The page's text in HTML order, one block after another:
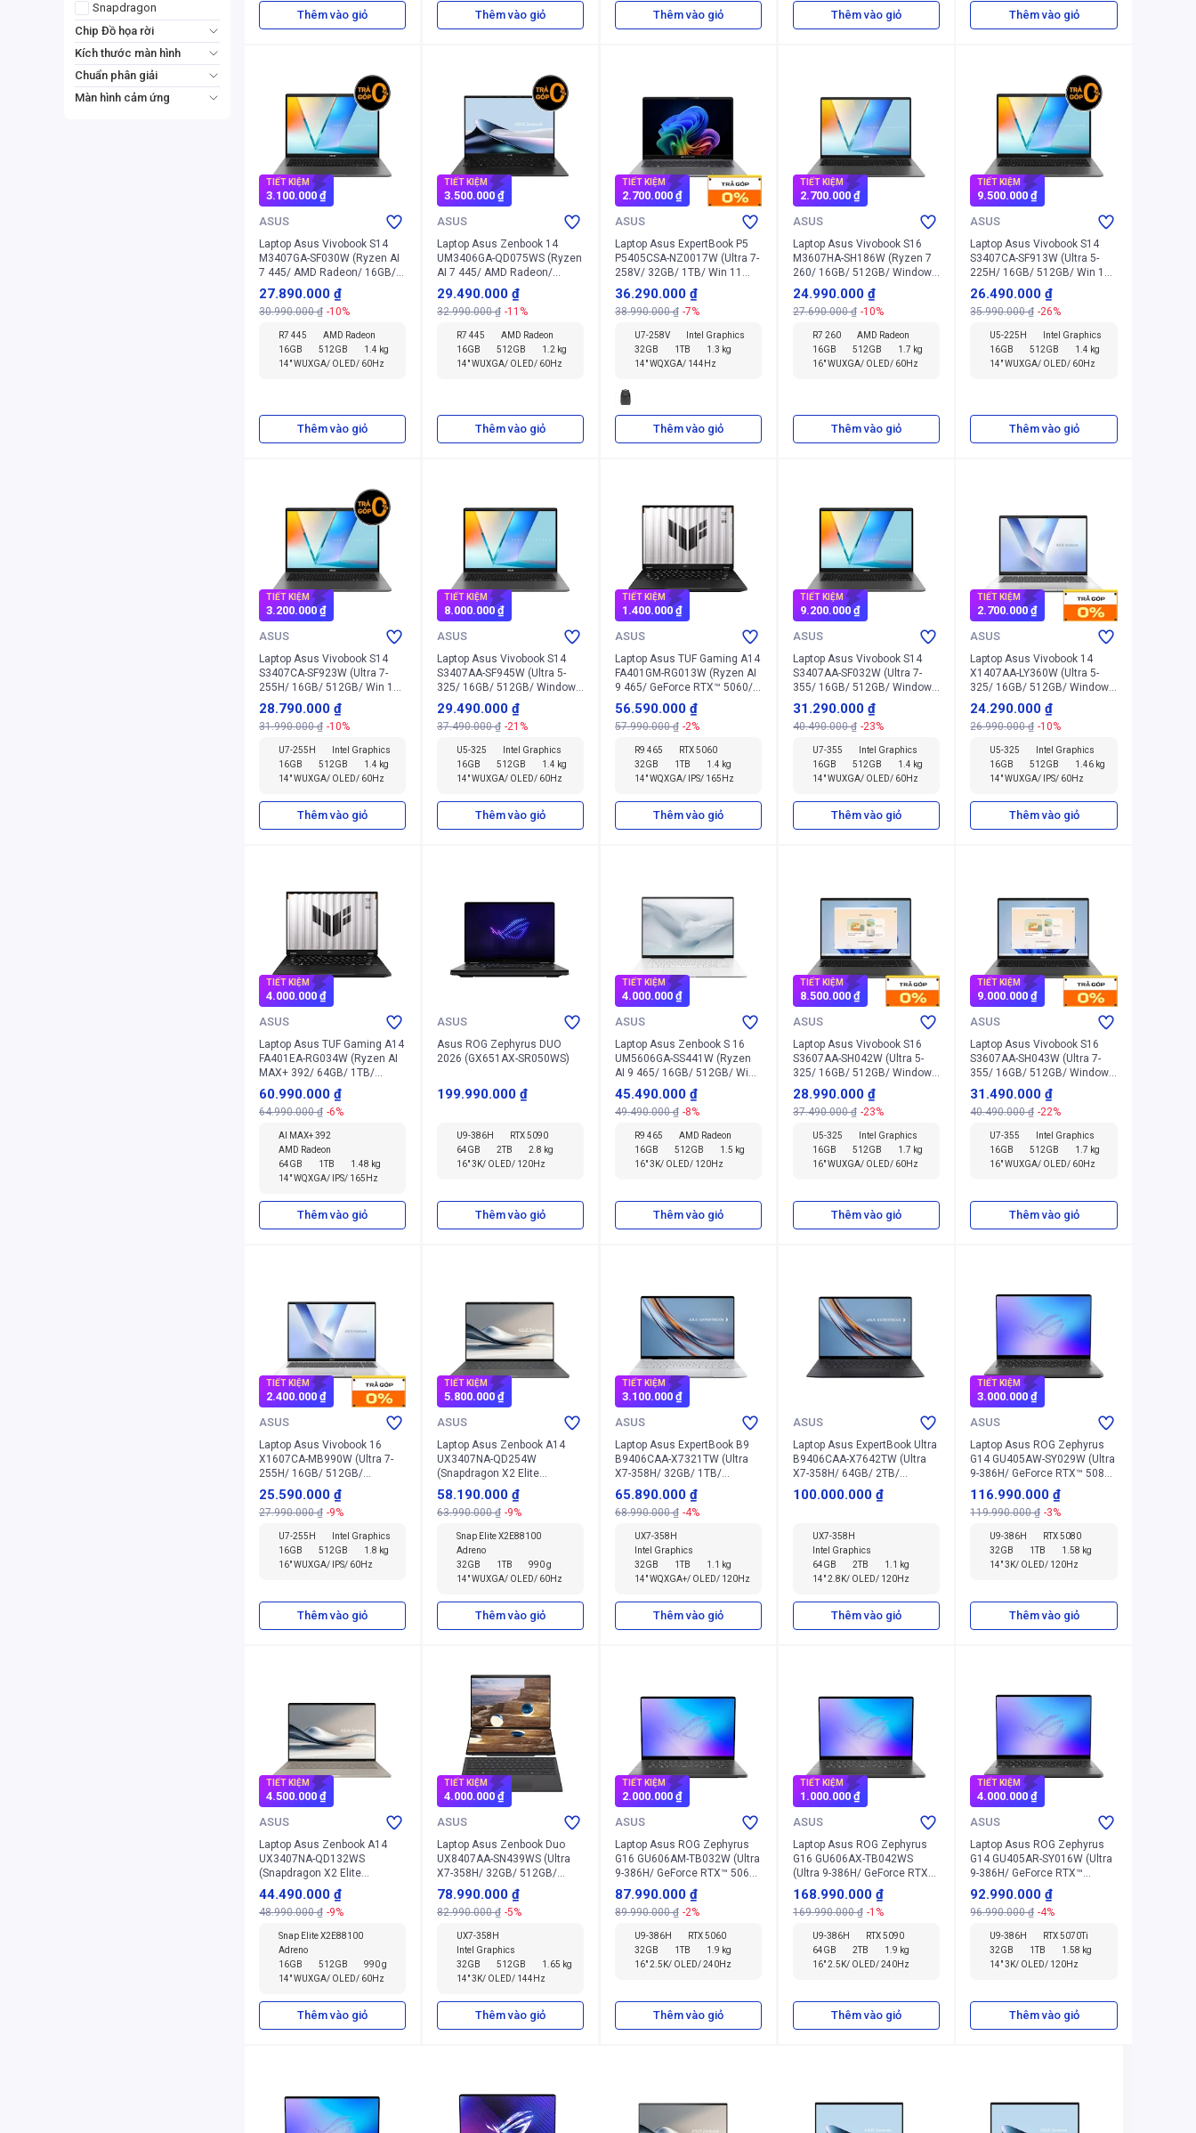
Snapdragon
Chip Đồ họa rời
AMD Radeon
GeForce RTX™ 5050
GeForce RTX™ 5060
Kích thước màn hình
Từ 11" - 13.9"
Từ 14" - 14.9"
Chuẩn phân giải
2.5K
2.8K
Màn hình cảm ứng
Thêm vào giỏ Thêm vào giỏ Thêm vào giỏ Thêm vào giỏ Thêm vào giỏ
TIẾT KIỆM
3.100.000 ₫
ASUS
Laptop Asus Vivobook S14
M3407GA-SF030W (Ryzen AI
7 445/ AMD Radeon/ 16GB/
512GB/ Windows 11 Home)
27.890.000 ₫
30.990.000 ₫ -10%
R7 445
AMD Radeon
16GB
512GB
1.4 kg
14" WUXGA/ OLED/ 60Hz
Thêm vào giỏ
TIẾT KIỆM
3.500.000 ₫
ASUS
Laptop Asus Zenbook 14
UM3406GA-QD075WS (Ryzen
AI 7 445/ AMD Radeon/
16GB/ 512GB/ Win 11 Home
+ Office + Microsoft)
29.490.000 ₫
32.990.000 ₫ -11%
R7 445
AMD Radeon
16GB
512GB
1.2 kg
14" WUXGA/ OLED/ 60Hz
Thêm vào giỏ
TIẾT KIỆM
2.700.000 ₫
ASUS
Laptop Asus ExpertBook P5
P5405CSA-NZ0017W (Ultra 7-
258V/ 32GB/ 1TB/ Win 11
Home)
36.290.000 ₫
38.990.000 ₫ -7%
U7-258V
Intel Graphics
32GB
1TB
1.3 kg
14" WQXGA/ 144Hz
Thêm vào giỏ
TIẾT KIỆM
2.700.000 ₫
ASUS
Laptop Asus Vivobook S16
M3607HA-SH186W (Ryzen 7
260/ 16GB/ 512GB/ Windows
11 Home)
24.990.000 ₫
27.690.000 ₫ -10%
R7 260
AMD Radeon
16GB
512GB
1.7 kg
16" WUXGA/ OLED/ 60Hz
Thêm vào giỏ
TIẾT KIỆM
9.500.000 ₫
ASUS
Laptop Asus Vivobook S14
S3407CA-SF913W (Ultra 5-
225H/ 16GB/ 512GB/ Win 11
Home)
26.490.000 ₫
35.990.000 ₫ -26%
U5-225H
Intel Graphics
16GB
512GB
1.4 kg
14" WUXGA/ OLED/ 60Hz
Thêm vào giỏ
TIẾT KIỆM
3.200.000 ₫
ASUS
Laptop Asus Vivobook S14
S3407CA-SF923W (Ultra 7-
255H/ 16GB/ 512GB/ Win 11
Home)
28.790.000 ₫
31.990.000 ₫ -10%
U7-255H
Intel Graphics
16GB
512GB
1.4 kg
14" WUXGA/ OLED/ 60Hz
Thêm vào giỏ
TIẾT KIỆM
8.000.000 ₫
ASUS
Laptop Asus Vivobook S14
S3407AA-SF945W (Ultra 5-
325/ 16GB/ 512GB/ Windows
11 Home)
29.490.000 ₫
37.490.000 ₫ -21%
U5-325
Intel Graphics
16GB
512GB
1.4 kg
14" WUXGA/ OLED/ 60Hz
Thêm vào giỏ
TIẾT KIỆM
1.400.000 ₫
ASUS
Laptop Asus TUF Gaming A14
FA401GM-RG013W (Ryzen AI
9 465/ GeForce RTX™ 5060/
32GB/ 1TB/ Windows 11
Home)
56.590.000 ₫
57.990.000 ₫ -2%
R9 465
RTX 5060
32GB
1TB
1.4 kg
14" WQXGA/ IPS/ 165Hz
Thêm vào giỏ
TIẾT KIỆM
9.200.000 ₫
ASUS
Laptop Asus Vivobook S14
S3407AA-SF032W (Ultra 7-
355/ 16GB/ 512GB/ Windows
11 Home)
31.290.000 ₫
40.490.000 ₫ -23%
U7-355
Intel Graphics
16GB
512GB
1.4 kg
14" WUXGA/ OLED/ 60Hz
Thêm vào giỏ
TIẾT KIỆM
2.700.000 ₫
ASUS
Laptop Asus Vivobook 14
X1407AA-LY360W (Ultra 5-
325/ 16GB/ 512GB/ Windows
11 Home)
24.290.000 ₫
26.990.000 ₫ -10%
U5-325
Intel Graphics
16GB
512GB
1.46 kg
14" WUXGA/ IPS/ 60Hz
Thêm vào giỏ
TIẾT KIỆM
4.000.000 ₫
ASUS
Laptop Asus TUF Gaming A14
FA401EA-RG034W (Ryzen AI
MAX+ 392/ 64GB/ 1TB/
Windows 11 Home)
60.990.000 ₫
64.990.000 ₫ -6%
AI MAX+ 392
AMD Radeon
64GB
1TB
1.48 kg
14" WQXGA/ IPS/ 165Hz
Thêm vào giỏ
ASUS
Asus ROG Zephyrus DUO
2026 (GX651AX-SR050WS)
199.990.000 ₫
U9-386H
RTX 5090
64GB
2TB
2.8 kg
16" 3K/ OLED/ 120Hz
Thêm vào giỏ
TIẾT KIỆM
4.000.000 ₫
ASUS
Laptop Asus Zenbook S 16
UM5606GA-SS441W (Ryzen
AI 9 465/ 16GB/ 512GB/ Win
11 Home)
45.490.000 ₫
49.490.000 ₫ -8%
R9 465
AMD Radeon
16GB
512GB
1.5 kg
16" 3K/ OLED/ 120Hz
Thêm vào giỏ
TIẾT KIỆM
8.500.000 ₫
ASUS
Laptop Asus Vivobook S16
S3607AA-SH042W (Ultra 5-
325/ 16GB/ 512GB/ Windows
11 Home)
28.990.000 ₫
37.490.000 ₫ -23%
U5-325
Intel Graphics
16GB
512GB
1.7 kg
16" WUXGA/ OLED/ 60Hz
Thêm vào giỏ
TIẾT KIỆM
9.000.000 ₫
ASUS
Laptop Asus Vivobook S16
S3607AA-SH043W (Ultra 7-
355/ 16GB/ 512GB/ Windows
11 Home)
31.490.000 ₫
40.490.000 ₫ -22%
U7-355
Intel Graphics
16GB
512GB
1.7 kg
16" WUXGA/ OLED/ 60Hz
Thêm vào giỏ
TIẾT KIỆM
2.400.000 ₫
ASUS
Laptop Asus Vivobook 16
X1607CA-MB990W (Ultra 7-
255H/ 16GB/ 512GB/
Windows 11 Home)
25.590.000 ₫
27.990.000 ₫ -9%
U7-255H
Intel Graphics
16GB
512GB
1.8 kg
16" WUXGA/ IPS/ 60Hz
Thêm vào giỏ
TIẾT KIỆM
5.800.000 ₫
ASUS
Laptop Asus Zenbook A14
UX3407NA-QD254W
(Snapdragon X2 Elite
X2E88100/ 32GB/ 1TB/
Windows 11 Home)
58.190.000 ₫
63.990.000 ₫ -9%
Snap Elite X2E88100
Adreno
32GB
1TB
990 g
14" WUXGA/ OLED/ 60Hz
Thêm vào giỏ
TIẾT KIỆM
3.100.000 ₫
ASUS
Laptop Asus ExpertBook B9
B9406CAA-X7321TW (Ultra
X7-358H/ 32GB/ 1TB/
Windows 11 Home)
65.890.000 ₫
68.990.000 ₫ -4%
UX7-358H
Intel Graphics
32GB
1TB
1.1 kg
14" WQXGA+/ OLED/ 120Hz
Thêm vào giỏ
ASUS
Laptop Asus ExpertBook Ultra
B9406CAA-X7642TW (Ultra
X7-358H/ 64GB/ 2TB/
Windows 11 Home)
100.000.000 ₫
UX7-358H
Intel Graphics
64GB
2TB
1.1 kg
14" 2.8K/ OLED/ 120Hz
Thêm vào giỏ
TIẾT KIỆM
3.000.000 ₫
ASUS
Laptop Asus ROG Zephyrus
G14 GU405AW-SY029W (Ultra
9-386H/ GeForce RTX™ 5080/
32GB/ 1TB/ Windows 11
Home)
116.990.000 ₫
119.990.000 ₫ -3%
U9-386H
RTX 5080
32GB
1TB
1.58 kg
14" 3K/ OLED/ 120Hz
Thêm vào giỏ
TIẾT KIỆM
4.500.000 ₫
ASUS
Laptop Asus Zenbook A14
UX3407NA-QD132WS
(Snapdragon X2 Elite
X2E88100/ 16GB/ 512GB/
Windows 11 Home)
44.490.000 ₫
48.990.000 ₫ -9%
Snap Elite X2E88100
Adreno
16GB
512GB
990 g
14" WUXGA/ OLED/ 60Hz
Thêm vào giỏ
TIẾT KIỆM
4.000.000 ₫
ASUS
Laptop Asus Zenbook Duo
UX8407AA-SN439WS (Ultra
X7-358H/ 32GB/ 512GB/
Windows 11 Home)
78.990.000 ₫
82.990.000 ₫ -5%
UX7-358H
Intel Graphics
32GB
512GB
1.65 kg
14" 3K/ OLED/ 144Hz
Thêm vào giỏ
TIẾT KIỆM
2.000.000 ₫
ASUS
Laptop Asus ROG Zephyrus
G16 GU606AM-TB032W (Ultra
9-386H/ GeForce RTX™ 5060/
32GB/ 1TB/ Windows 11
Home)
87.990.000 ₫
89.990.000 ₫ -2%
U9-386H
RTX 5060
32GB
1TB
1.9 kg
16" 2.5K/ OLED/ 240Hz
Thêm vào giỏ
TIẾT KIỆM
1.000.000 ₫
ASUS
Laptop Asus ROG Zephyrus
G16 GU606AX-TB042WS
(Ultra 9-386H/ GeForce RTX™
5090/ 64GB/ 2TB/ Windows
11 Home)
168.990.000 ₫
169.990.000 ₫ -1%
U9-386H
RTX 5090
64GB
2TB
1.9 kg
16" 2.5K/ OLED/ 240Hz
Thêm vào giỏ
TIẾT KIỆM
4.000.000 ₫
ASUS
Laptop Asus ROG Zephyrus
G14 GU405AR-SY016W (Ultra
9-386H/ GeForce RTX™
5070Ti/ 32GB/ 1TB/ Windows
11 Home)
92.990.000 ₫
96.990.000 ₫ -4%
U9-386H
RTX 5070Ti
32GB
1TB
1.58 kg
14" 3K/ OLED/ 120Hz
Thêm vào giỏ